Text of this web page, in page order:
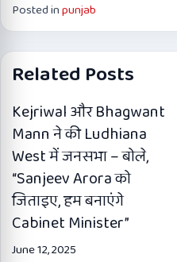
Posted inpunjab
Related Posts
Kejriwal और Bhagwant
Mann ने की Ludhiana
West में जनसभा – बोले,
“Sanjeev Arora को
जिताइए, हम बनाएंगे
Cabinet Minister”
June 12, 2025